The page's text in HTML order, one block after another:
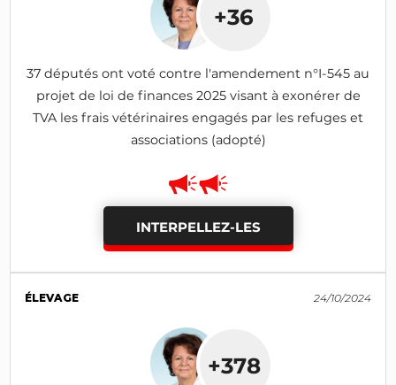
+36
37 députés ont voté contre l'amendement n°I-545 au
projet de loi de finances 2025 visant à exonérer de
TVA les frais vétérinaires engagés par les refuges et
associations (adopté)
INTERPELLEZ-LES
ÉLEVAGE 24/10/2024
+378